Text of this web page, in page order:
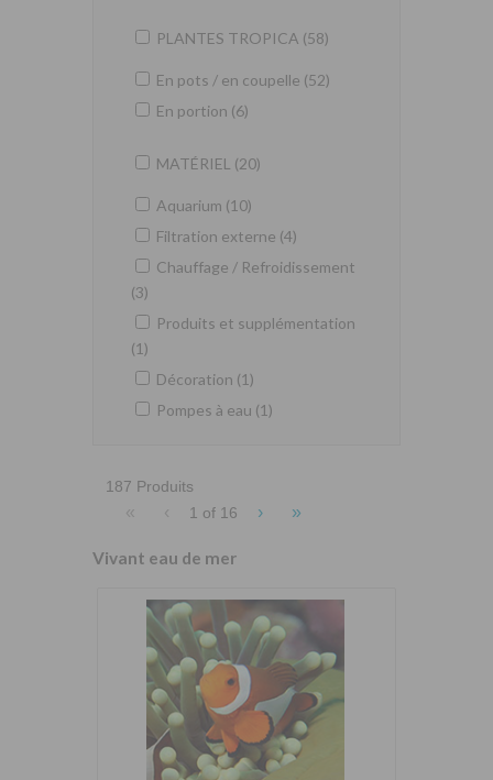
PLANTES TROPICA (58)
En pots / en coupelle (52)
En portion (6)
MATÉRIEL (20)
Aquarium (10)
Filtration externe (4)
Chauffage / Refroidissement
(3)
Produits et supplémentation
(1)
Décoration (1)
Pompes à eau (1)
187 Produits
« ‹ 1 of 16 › »
Vivant eau de mer